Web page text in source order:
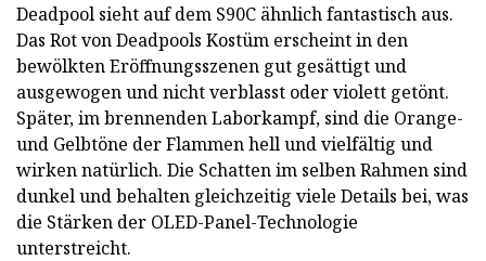
Deadpool sieht auf dem S90C ähnlich fantastisch aus.
Das Rot von Deadpools Kostüm erscheint in den
bewölkten Eröffnungsszenen gut gesättigt und
ausgewogen und nicht verblasst oder violett getönt.
Später, im brennenden Laborkampf, sind die Orange-
und Gelbtöne der Flammen hell und vielfältig und
wirken natürlich. Die Schatten im selben Rahmen sind
dunkel und behalten gleichzeitig viele Details bei, was
die Stärken der OLED-Panel-Technologie
unterstreicht.